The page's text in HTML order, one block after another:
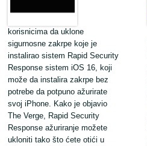
korisnicima da uklone
sigurnosne zakrpe koje je
instalirao sistem Rapid Security
Response sistem iOS 16, koji
može da instalira zakrpe bez
potrebe da potpuno ažurirate
svoj iPhone. Kako je objavio
The Verge, Rapid Security
Response ažuriranje možete
ukloniti tako što ćete otići u